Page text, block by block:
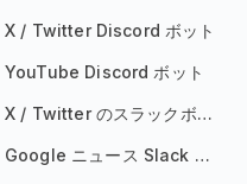
X / Twitter Discord ボット
YouTube Discord ボット
X / Twitter のスラックボット
Google ニュース Slack ボット